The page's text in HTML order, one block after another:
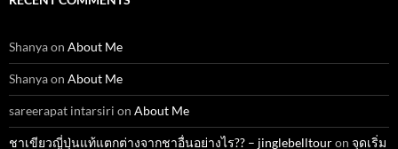
Shanyaon About Me
Shanyaon About Me
sareerapat intarsiri on About Me
ชาเขียวญี่ปุ่นแท้แตกต่างจากชาอื่นอย่างไร?? – jinglebelltouron จุดเริ่ม